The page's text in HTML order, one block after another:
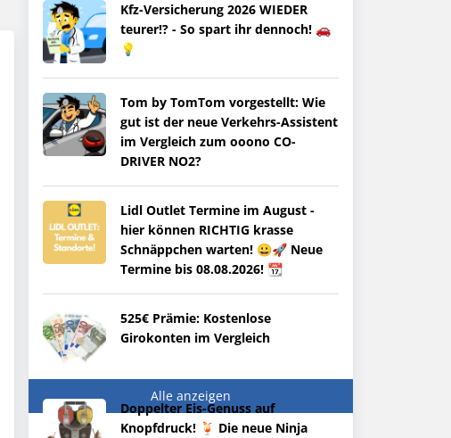
Kfz-Versicherung 2026 WIEDER
teurer!? - So spart ihr dennoch! 🚗
💡
Tom by TomTom vorgestellt: Wie
gut ist der neue Verkehrs-Assistent
im Vergleich zum ooono CO-
DRIVER NO2?
Lidl Outlet Termine im August -
hier können RICHTIG krasse
Schnäppchen warten! 😀🚀 Neue
Termine bis 08.08.2026! 📆
525€ Prämie: Kostenlose
Girokonten im Vergleich
Alle anzeigen
Doppelter Eis-Genuss auf
Knopfdruck! 🍹 Die neue Ninja